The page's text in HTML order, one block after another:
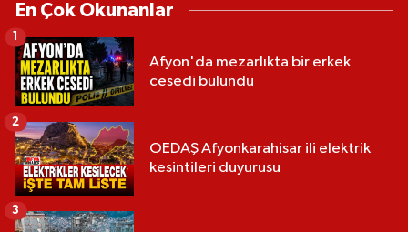
En Çok Okunanlar
Afyon'da mezarlıkta bir erkek
cesedi bulundu
1
OEDAŞ Afyonkarahisar ili elektrik
kesintileri duyurusu
2
3